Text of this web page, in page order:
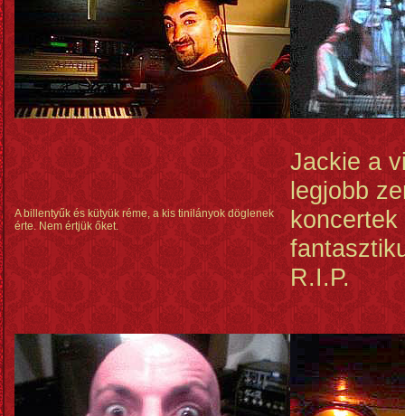
A billentyűk és kütyük réme, a kis tinilányok döglenek
érte. Nem értjük őket.
Jackie a
legjobb
koncertek
R.I.P.